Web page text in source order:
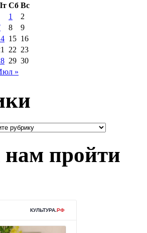
Сб Вс
»
1
2
8
9
15 16
22 23
29 30
нам пройти